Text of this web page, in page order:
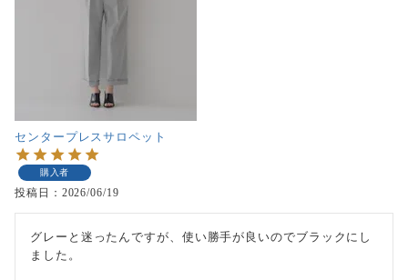
センタープレスサロペット
購入者
投稿日 2026/06/19
グレーと迷ったんですが、使い勝手が良いのでブラックにし
ました。